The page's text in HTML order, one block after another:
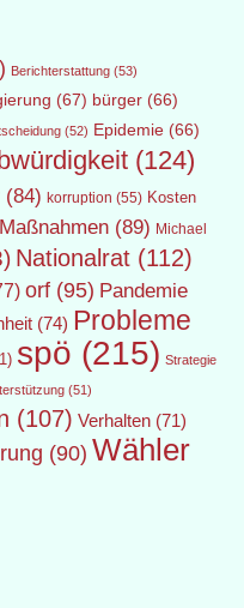
Berichterstattung (53)
(67) bürger (66)
(52) Epidemie (66)
(124)
(84) korruption (55) Kosten
Maßnahmen (89) Michael
Nationalrat (112)
orf (95) Pandemie
(74) Probleme
spö (215) Strategie
(51)
(107) Verhalten (71)
(90) Wähler